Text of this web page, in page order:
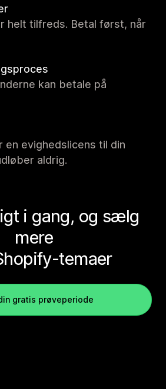
helt tilfreds. Betal først, når
kan betale på
en evighedslicens til din
aldrig.
i gang, og sælg
mere
temaer
gratis prøveperiode